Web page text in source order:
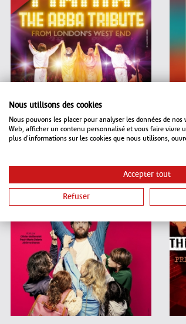
Nous utilisons des cookies
Nous pouvons les placer pour analyser les données de
Web, afficher un contenu personnalisé et vous faire vivre
plus d'informations sur les cookies que nous utilisons,
Accepter tout
Refuser